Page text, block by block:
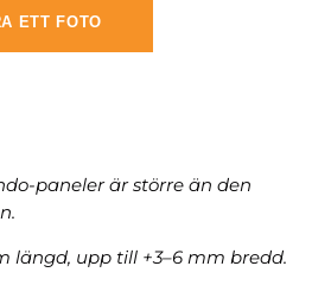
ETT FOTO
paneler är större än den
längd, upp till +3–6 mm bredd.